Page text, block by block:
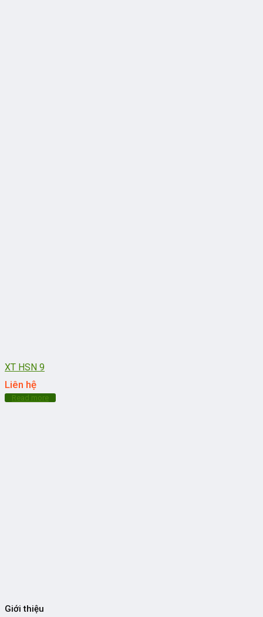
XT HSN 9
Liên hệ
Read more
Giới thiệu